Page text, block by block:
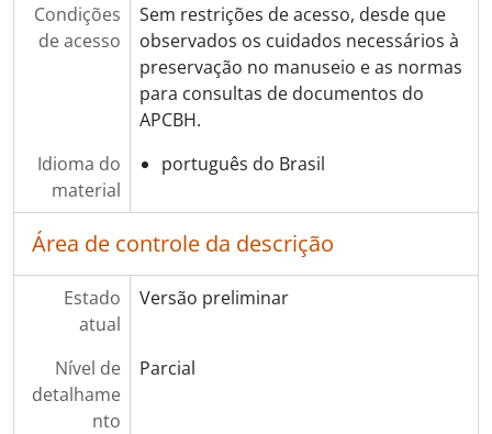
Condições
de acesso
Sem restrições de acesso, desde que
observados os cuidados necessários à
preservação no manuseio e as normas
para consultas de documentos do
APCBH.
Idioma do
material
português do Brasil
Área de controle da descrição
Estado
atual
Versão preliminar
Nível de
detalhame
nto
Parcial